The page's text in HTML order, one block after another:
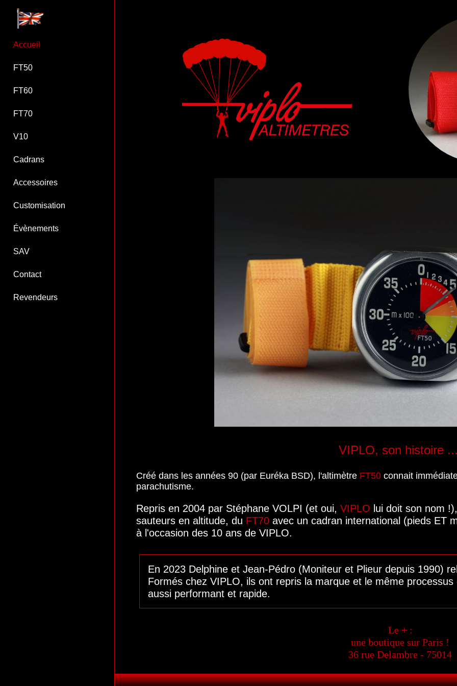
Accueil
FT50
FT60
FT70
V10
Cadrans
Accessoires
Customisation
Évènements
SAV
Contact
Revendeurs
VIPLO, son histoire
Créé dans les années 90 (par Euréka BSD), l'altimètre FT50 connait
parachutisme.
Repris en 2004 par Stéphane VOLPI (et oui, VIPLO lui doit son nom
sauteurs en altitude, du FT70 avec un cadran international (pieds ET
à l'occasion des 10 ans de VIPLO.
En 2023 Delphine et Jean-Pédro (Moniteur et Plieur depuis 1990)
Formés chez VIPLO, ils ont repris la marque et le même
aussi performant et rapide.
Le + :
une boutique sur Paris !
36 rue Delambre - 75014